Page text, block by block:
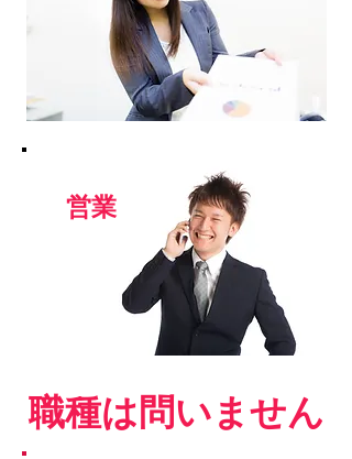
​営業
職種は問いません